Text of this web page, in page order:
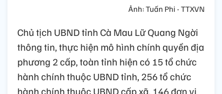
Ảnh: Tuấn Phi - TTXVN
Chủ tịch UBND tỉnh Cà Mau Lữ Quang Ngời
thông tin, thực hiện mô hình chính quyền địa
phương 2 cấp, toàn tỉnh hiện có 15 tổ chức
hành chính thuộc UBND tỉnh, 256 tổ chức
hành chính thuộc UBND cấp xã, 146 đơn vị